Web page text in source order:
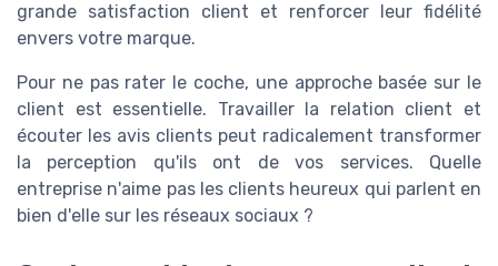
grande satisfaction client et renforcer leur fidélité
envers votre marque.
Pour ne pas rater le coche, une approche basée sur le
client est essentielle. Travailler la relation client et
écouter les avis clients peut radicalement transformer
la perception qu'ils ont de vos services. Quelle
entreprise n'aime pas les clients heureux qui parlent en
bien d'elle sur les réseaux sociaux ?